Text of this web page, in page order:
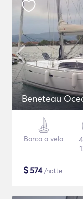
Beneteau
Barca a vela
$574/notte